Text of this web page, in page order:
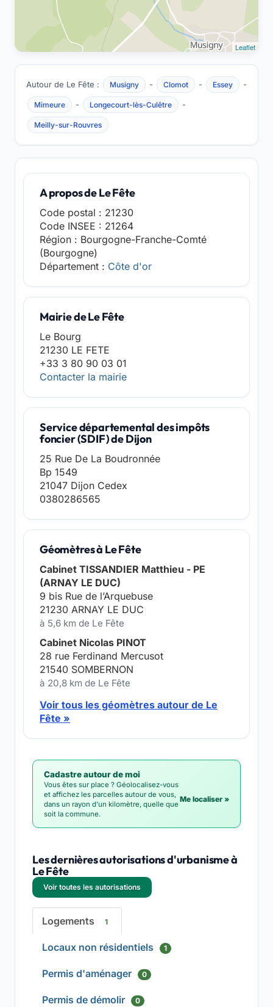
Leaflet
Autour de Le Fête : Musigny - Clomot - Essey -
Mimeure - Longecourt-lès-Culêtre -
Meilly-sur-Rouvres
A propos de Le Fête
Code postal : 21230
Code INSEE : 21264
Région : Bourgogne-Franche-Comté
(Bourgogne)
Département : Côte d'or
Mairie de Le Fête
Le Bourg
21230 LE FETE
+33 3 80 90 03 01
Contacter la mairie
Service départemental des impôts
foncier (SDIF) de Dijon
25 Rue De La Boudronnée
Bp 1549
21047 Dijon Cedex
0380286565
Géomètres à Le Fête
Cabinet TISSANDIER Matthieu - PE
(ARNAY LE DUC)
9 bis Rue de l’Arquebuse
21230 ARNAY LE DUC
à 5,6 km de Le Fête
Cabinet Nicolas PINOT
28 rue Ferdinand Mercusot
21540 SOMBERNON
à 20,8 km de Le Fête
Voir tous les géomètres autour de Le
Fête »
Cadastre autour de moi
Vous êtes sur place ? Géolocalisez-vous
et affichez les parcelles autour de vous,
dans un rayon d'un kilomètre, quelle que
soit la commune.
Me localiser »
Les dernières autorisations d'urbanisme à
Le Fête
Voir toutes les autorisations
Logements 1
Locaux non résidentiels 1
Permis d'aménager 0
Permis de démolir 0